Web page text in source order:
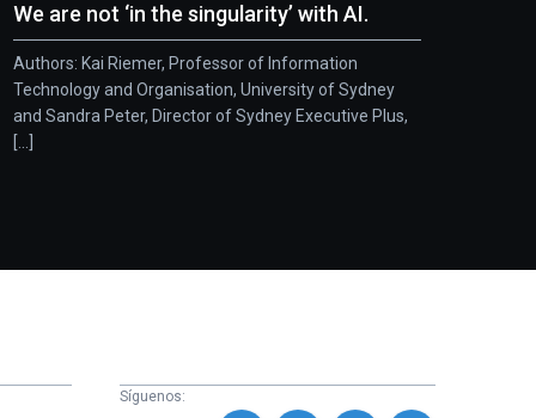
We are not ‘in the singularity’ with AI.
Authors: Kai Riemer, Professor of Information
Technology and Organisation, University of Sydney
and Sandra Peter, Director of Sydney Executive Plus,
[...]
Síguenos: